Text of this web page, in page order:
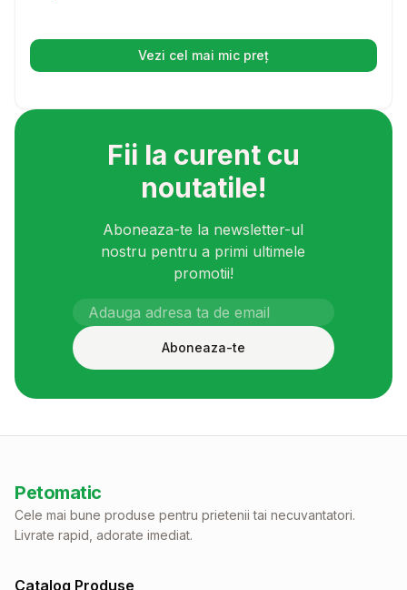
Vezi cel mai mic preț(se deschide într-o filă nouă)
Fii la curent cu
noutatile!
Aboneaza-te la newsletter-ul
nostru pentru a primi ultimele
promotii!
Aboneaza-te
Petomatic
Cele mai bune produse pentru prietenii tai necuvantatori.
Livrate rapid, adorate imediat.
Catalog Produse